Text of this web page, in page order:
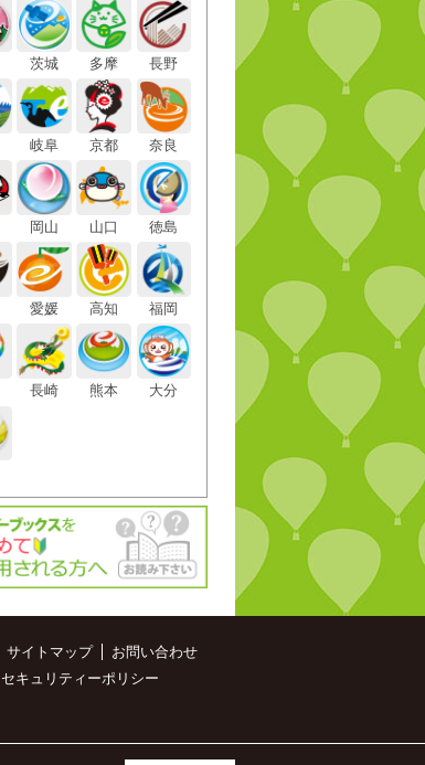
茨城 多摩 長野
岐阜 京都 奈良
岡山 山口 徳島
愛媛 高知 福岡
長崎 熊本 大分
サイトマップ
お問い合わせ
セキュリティーポリシー